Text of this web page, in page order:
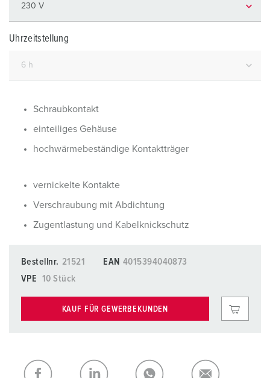
Uhrzeitstellung
Schraubkontakt
einteiliges Gehäuse
hochwärmebeständige Kontaktträger
vernickelte Kontakte
Verschraubung mit Abdichtung
Zugentlastung und Kabelknickschutz
Bestellnr. 21521 EAN 4015394040873
VPE
10 Stück
KAUF FÜR GEWERBEKUNDEN